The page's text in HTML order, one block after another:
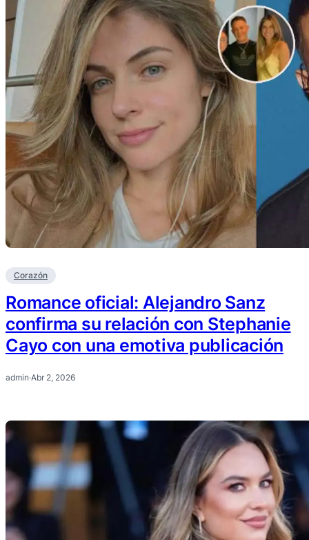
Corazón
Romance oficial: Alejandro Sanz
confirma su relación con Stephanie
Cayo con una emotiva publicación
admin·Abr 2, 2026